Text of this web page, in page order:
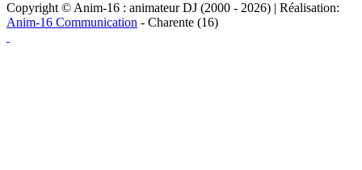
Copyright © Anim-16 : animateur DJ (2000 - 2026) | Réalisation:
Anim-16 Communication - Charente (16)